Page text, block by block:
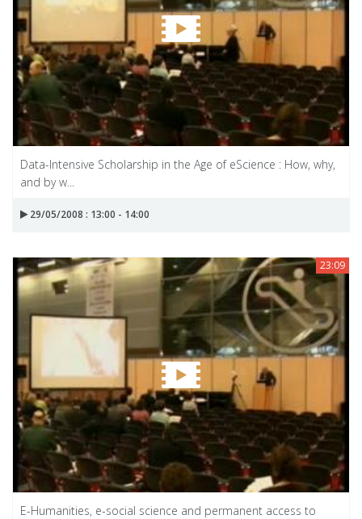
Data-Intensive Scholarship in the Age of eScience : How, why,
and by w...
29/05/2008 : 13:00 - 14:00
23:09
E-Humanities, e-social science and permanent access to